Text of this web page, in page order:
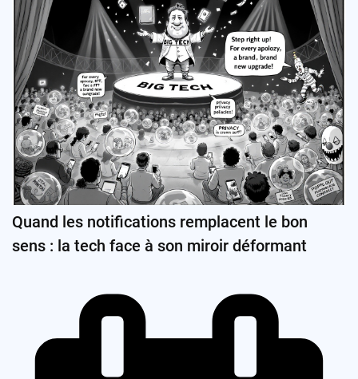
Quand les notifications remplacent le bon
sens : la tech face à son miroir déformant